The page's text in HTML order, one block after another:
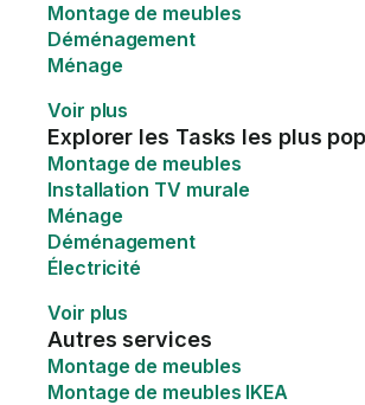
Montage de meubles
Déménagement
Ménage
Voir plus
Explorer les Tasks les plus
Montage de meubles
Installation TV murale
Ménage
Déménagement
Électricité
Voir plus
Autres services
Montage de meubles
Montage de meubles IKEA